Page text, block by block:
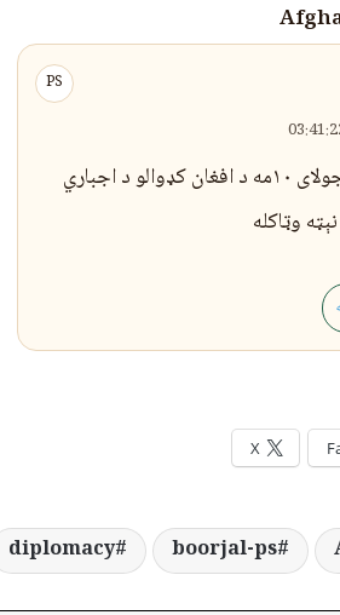
PS
پاکستان د جولای ۱۰مه د افغان کډوالو د اجباري
وټاکله
X
boorjal-ps
diplomacy